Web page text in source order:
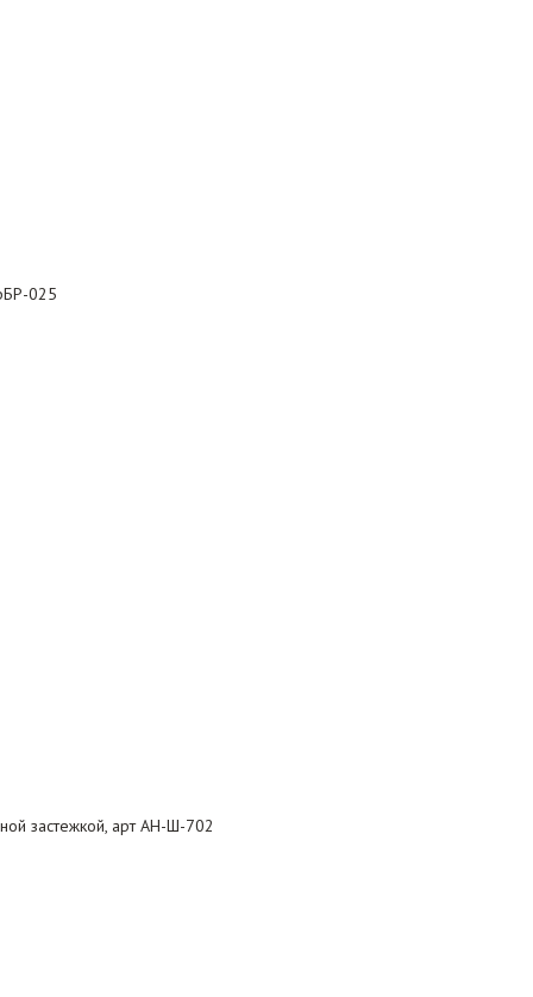
025
застежкой, арт АН-Ш-702